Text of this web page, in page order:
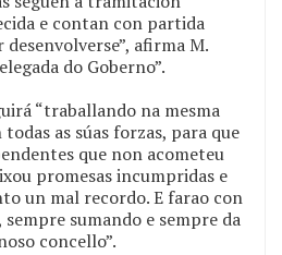
e contan con partida
afirma M.
do Goberno”.
“traballando na mesma
as súas forzas, para que
que non acometeu
promesas incumpridas e
un mal recordo. E farao con
sumando e sempre da
concello”.